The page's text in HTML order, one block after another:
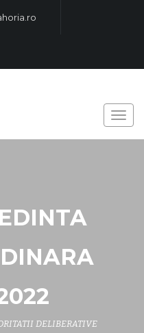
DELIBERATIVE